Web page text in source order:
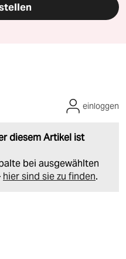
diesem Artikel ist
bei ausgewählten
hier sind sie zu finden.
einloggen